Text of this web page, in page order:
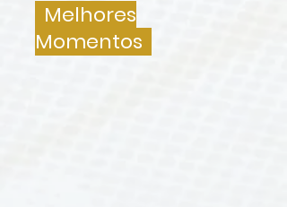
Melhores
Momentos